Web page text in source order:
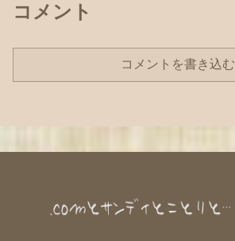
コメント
コメントを書き込む